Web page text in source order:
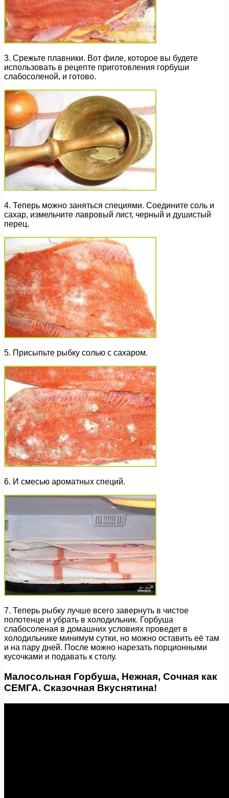
3. Срежьте плавники. Вот филе, которое вы будете
использовать в рецепте приготовления горбуши
слабосоленой, и готово.
4. Теперь можно заняться специями. Соедините соль и
сахар, измельчите лавровый лист, черный и душистый
перец.
5. Присыпьте рыбку солью с сахаром.
6. И смесью ароматных специй.
7. Теперь рыбку лучше всего завернуть в чистое
полотенце и убрать в холодильник. Горбуша
слабосоленая в домашних условиях проведет в
холодильнике минимум сутки, но можно оставить её там
и на пару дней. После можно нарезать порционными
кусочками и подавать к столу.
Малосольная Горбуша, Нежная, Сочная как
СЕМГА. Сказочная Вкуснятина!